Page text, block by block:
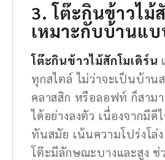
3. โต๊ะกินข้าวไม้
เหมาะกับบ้านแ
โต๊ะกินข้าวไม้สักโมเดิร์น
ทุกสไตล์ ไม่ว่าจะเป็นบ้าน
คลาสสิก หรือลอฟท์ ก็สาม
ได้อย่างลงตัว เนื่องจากมีดี
ทันสมัย เน้นความโปร่งโ
โต๊ะมีลักษณะบางและสูง ช่